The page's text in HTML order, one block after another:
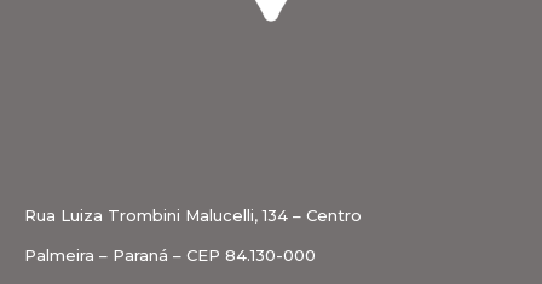
Rua Luiza Trombini Malucelli, 134 – Centro
Palmeira – Paraná – CEP 84.130-000